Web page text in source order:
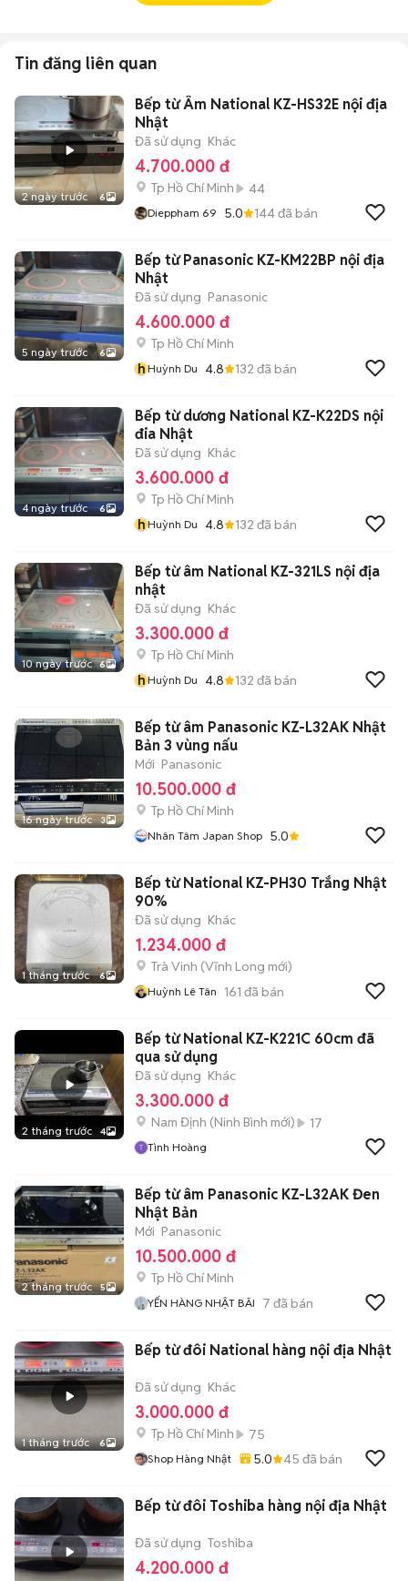
Tin đăng liên quan
2 ngày trước 6
Bếp từ Âm National KZ-HS32E nội địa
Nhật
Đã sử dụng Khác
4.700.000 đ
Tp Hồ Chí Minh 44
Dieppham 69 5.0 144đã bán
5 ngày trước 6
Bếp từ Panasonic KZ-KM22BP nội địa
Nhật
Đã sử dụng Panasonic
4.600.000 đ
Tp Hồ Chí Minh
hHuỳnh Du 4.8 132 đã bán
4 ngày trước 6
Bếp từ dương National KZ-K22DS nội
đia Nhật
Đã sử dụng Khác
3.600.000 đ
Tp Hồ Chí Minh
hHuỳnh Du 4.8 132 đã bán
10 ngày trước 6
Bếp từ âm National KZ-321LS nội địa
nhật
Đã sử dụng Khác
3.300.000 đ
Tp Hồ Chí Minh
hHuỳnh Du 4.8 132 đã bán
16 ngày trước 3
Bếp từ âm Panasonic KZ-L32AK Nhật
Bản 3 vùng nấu
Mới Panasonic
10.500.000 đ
Tp Hồ Chí Minh
Nhân Tâm Japan Shop 5.0
1 tháng trước 6
Bếp từ National KZ-PH30 Trắng Nhật
90%
Đã sử dụng Khác
1.234.000 đ
Trà Vinh (Vĩnh Long mới)
Huỳnh Lê Tân 161 đã bán
2 tháng trước 4
Bếp từ National KZ-K221C 60cm đã
qua sử dụng
Đã sử dụng Khác
3.300.000 đ
Nam Định (Ninh Bình mới) 17
Tình Hoàng
2 tháng trước 5
Bếp từ âm Panasonic KZ-L32AK Đen
Nhật Bản
Mới Panasonic
10.500.000 đ
Tp Hồ Chí Minh
YẾN HÀNG NHẬT BÃI 7 đã bán
1 tháng trước 6
Bếp từ đôi National hàng nội địa Nhật
Đã sử dụng Khác
3.000.000 đ
Tp Hồ Chí Minh 75
Shop Hàng Nhật 5.0 45 đã bán
Bếp từ đôi Toshiba hàng nội địa Nhật
Đã sử dụng Toshiba
4.200.000 đ